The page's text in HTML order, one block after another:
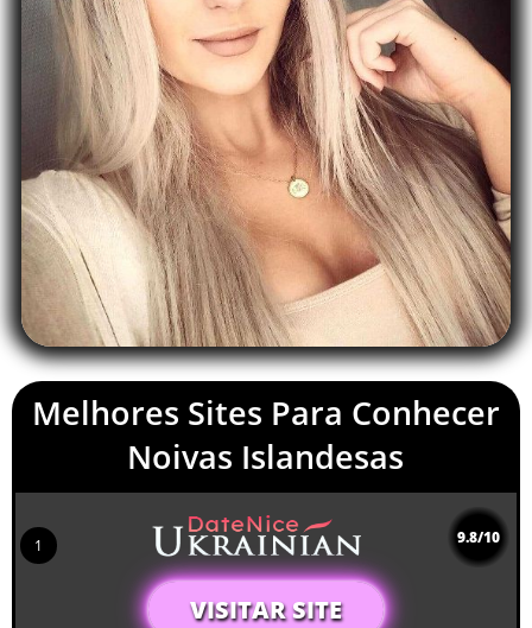
Melhores Sites Para Conhecer
Noivas Islandesas
1 9.8/10
VISITAR SITE